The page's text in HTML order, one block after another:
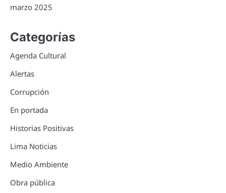
marzo 2025
Categorías
Agenda Cultural
Alertas
Corrupción
En portada
Historias Positivas
Lima Noticias
Medio Ambiente
Obra pública